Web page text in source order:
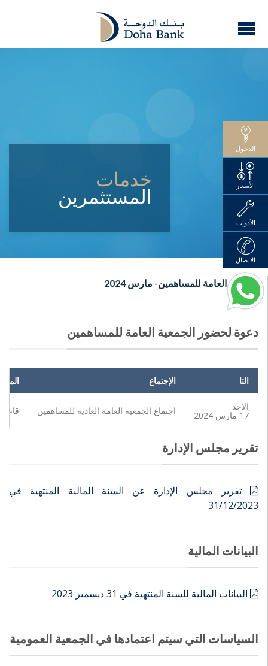
خدمات
المستثمرين
الجمعية العامة للمساهمين- مارس 2024
دعوة لحضور الجمعية العامة للمساهمين
التاريخ الإجتماع
الاحد
17 مارس 2024 اجتماع الجمعية العامة العادية للمساهمين قاعة
تقرير مجلس الإدارة
تقرير مجلس الإدارة عن السنة المالية المنتهية في
31/12/2023
البيانات المالية
البيانات المالية للسنة المنتهية في 31 ديسمبر 2023
السياسات التي سيتم اعتمادها في الجمعية العمومية
الدخول
الأسعار
الأدوات
الاتصال